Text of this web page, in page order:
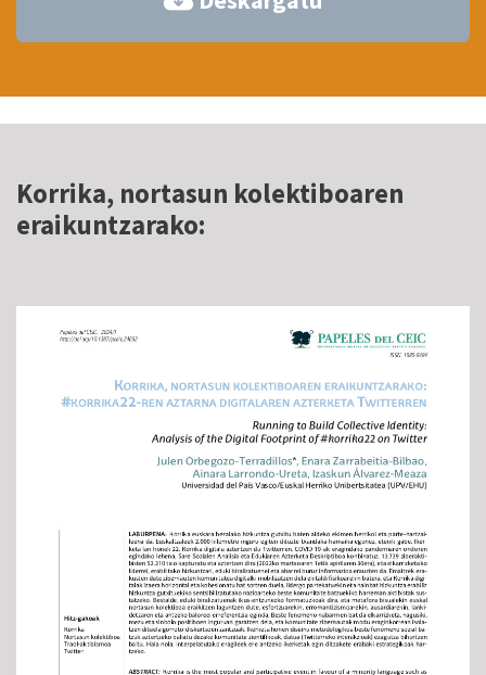
Korrika, nortasun kolektiboaren
eraikuntzarako: